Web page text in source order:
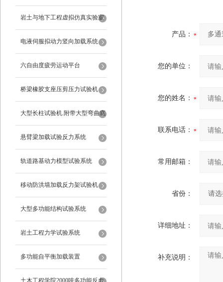
岩土与地下工程虚拟仿真实验室
电液伺服拟动力竖向加载系统
六自由度疲劳运动平台
桥梁橡胶支座压剪压力试验机
大型长柱试验机.附带大型弯曲底
座
悬臂梁加载试验反力系统
轨道路基动力模型试验系统
移动防洪墙加载反力架试验机
大型多功能结构试验系统
岩土工程力学试验系统
多功能自平衡加载装置
土木工程学院2000吨多功能反力
产品：
您的单位：
您的姓名：
联系电话：
常用邮箱：
省份：
详细地址：
补充说明：